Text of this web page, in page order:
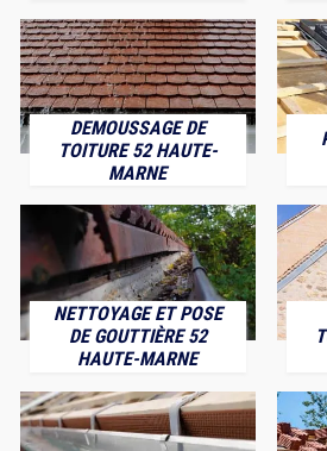
DEMOUSSAGE DE
TOITURE 52 HAUTE-
MARNE
NETTOYAGE ET POSE
DE GOUTTIÈRE 52
HAUTE-MARNE